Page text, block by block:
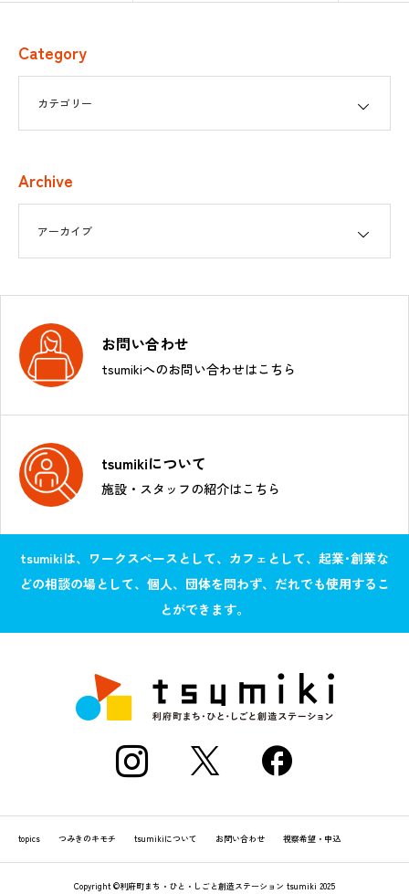
Category
Archive
お問い合わせ
tsumikiへのお問い合わせはこちら
tsumikiについて
施設・スタッフの紹介はこちら
tsumikiは、ワークスペースとして、カフェとして、起業･創業な
どの相談の場として、個人、団体を問わず、だれでも使用するこ
とができます。
topics つみきのキモチ tsumikiについて お問い合わせ 視察希望・申込
Copyright ©利府町まち・ひと・しごと創造ステーション tsumiki 2025